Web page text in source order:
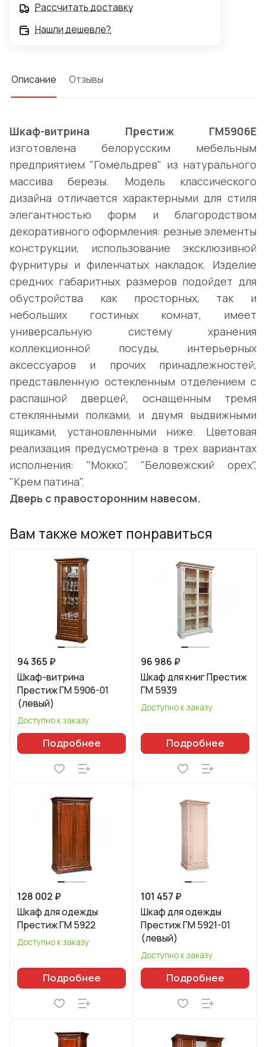
Рассчитать доставку
Нашли дешевле?
Описание Отзывы
Шкаф-витрина Престиж ГМ5906Е
изготовлена белорусским мебельным
предприятием "Гомельдрев" из натурального
массива березы. Модель классического
дизайна отличается характерными для стиля
элегантностью форм и благородством
декоративного оформления: резные элементы
конструкции, использование эксклюзивной
фурнитуры и филенчатых накладок. Изделие
средних габаритных размеров подойдет для
обустройства как просторных, так и
небольших гостиных комнат, имеет
универсальную систему хранения
коллекционной посуды, интерьерных
аксессуаров и прочих принадлежностей,
представленную остекленным отделением с
распашной дверцей, оснащенным тремя
стеклянными полками, и двумя выдвижными
ящиками, установленными ниже. Цветовая
реализация предусмотрена в трех вариантах
исполнения: "Мокко", "Беловежский орех",
"Крем патина".
Дверь с правосторонним навесом.
Вам также может понравиться
94 365 ₽
Шкаф-витрина
Престиж ГМ 5906-01
(левый)
Доступно к заказу
Подробнее
96 986 ₽
Шкаф для книг Престиж
ГМ 5939
Доступно к заказу
Подробнее
128 002 ₽
Шкаф для одежды
Престиж ГМ 5922
Доступно к заказу
Подробнее
101 457 ₽
Шкаф для одежды
Престиж ГМ 5921-01
(левый)
Доступно к заказу
Подробнее